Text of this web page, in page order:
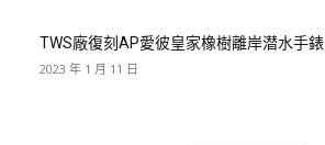
TWS廠復刻AP愛彼皇家橡樹離岸潜水手錶
2023 年 1 月 11 日